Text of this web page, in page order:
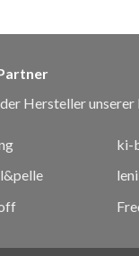
Hersteller
ki-